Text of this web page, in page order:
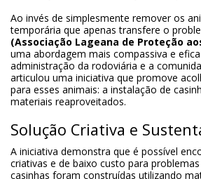
Ao invés de simplesmente remover os
temporária que apenas transfere o
(Associação Lageana de Proteção
uma abordagem mais compassiva e
administração da rodoviária e a
articulou uma iniciativa que promove
para esses animais: a instalação de
materiais reaproveitados.
Solução Criativa e
A iniciativa demonstra que é possível
criativas e de baixo custo para
casinhas foram construídas utilizando